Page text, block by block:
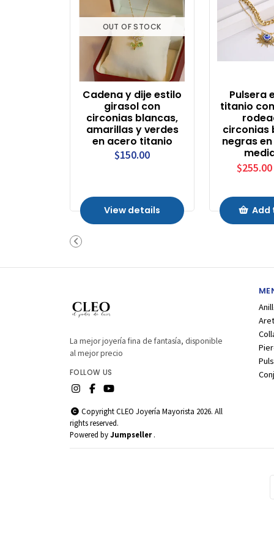
OUT OF STOCK
Cadena y dije estilo
girasol con
circonias blancas,
amarillas y verdes
en acero titanio
$150.00
View details
Pulsera
titanio
circonias
negras
$255.00
Add
La mejor joyería fina de fantasía, disponible
al mejor precio
FOLLOW US
Copyright CLEO Joyería Mayorista 2026. All
rights reserved.
Powered byJumpseller .